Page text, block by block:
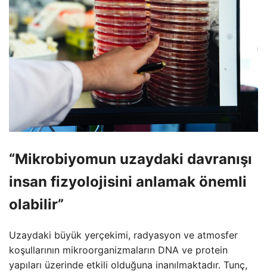
“Mikrobiyomun uzaydaki davranışı
insan fizyolojisini anlamak önemli
olabilir”
Uzaydaki büyük yerçekimi, radyasyon ve atmosfer
koşullarının mikroorganizmaların DNA ve protein
yapıları üzerinde etkili olduğuna inanılmaktadır. Tunç,